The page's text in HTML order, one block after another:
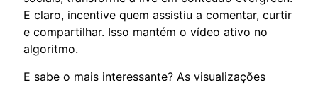
E claro, incentive quem assistiu a comentar, curtir
e compartilhar. Isso mantém o vídeo ativo no
algoritmo.
E sabe o mais interessante? As visualizações